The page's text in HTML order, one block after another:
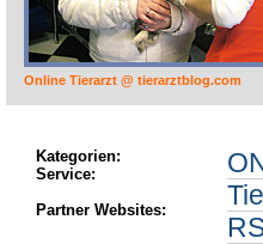
Online Tierarzt @ tierarztblog.com
Kategorien:
Service:
Partner Websites: